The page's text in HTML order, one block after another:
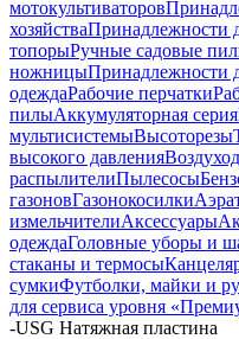
мотокультиваторов
хозяйстваПринадлежности
топорыРучные садовые
ножницыПринадлежности
одеждаРабочие перчатки
пилыАккумуляторная серия
мультисистемыВысоторезы
высокого давления
распылителиПылесосы
газоновГазонокосилки
измельчителиАксессуары
одеждаГоловные уборы и
стаканы и термосы
сумкиФутболки, майки и
для сервиса уровня
-USG Натяжная пластина